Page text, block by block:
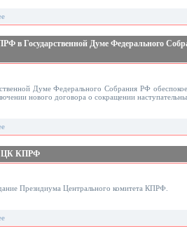
в Государственной Думе Федерального
Думе Федерального Собрания РФ
нового договора о сокращении
ЦК КПРФ
Президиума Центрального комитета КПРФ.